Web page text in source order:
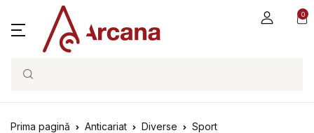
0
Search
Prima pagină Anticariat Diverse Sport